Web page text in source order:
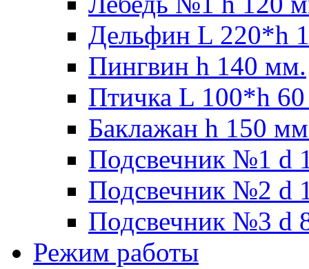
Дельфин L 220*h
Пингвин h 140 мм.
Птичка L 100*h
Баклажан h 150
Подсвечник №1 d
Подсвечник №2 d
Подсвечник №3 d
Режим работы